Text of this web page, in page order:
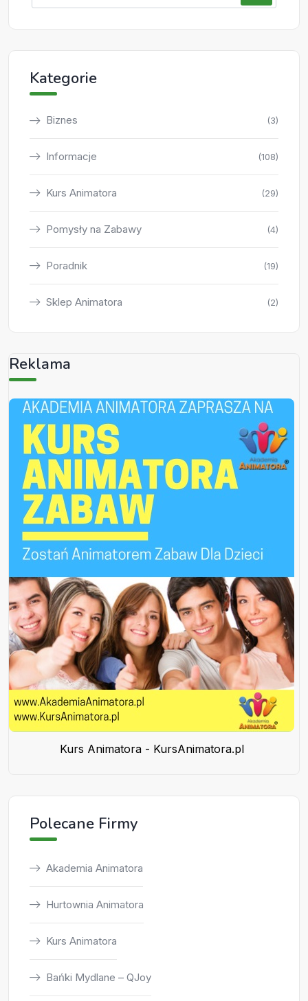
Kategorie
Biznes (3)
Informacje (108)
Kurs Animatora (29)
Pomysły na Zabawy (4)
Poradnik (19)
Sklep Animatora (2)
Reklama
Kurs Animatora - KursAnimatora.pl
Polecane Firmy
Akademia Animatora
Hurtownia Animatora
Kurs Animatora
Bańki Mydlane – QJoy